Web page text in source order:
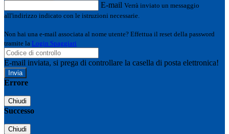
E-mail Verrà inviato un messaggio
all'indirizzo indicato con le istruzioni necessarie.
Non hai una e-mail associata al nome utente? Effettua il reset della password
tramite la Login Spaggiari
E-mail inviata, si prega di controllare la casella di posta elettronica!
Errore
Chiudi
Successo
Chiudi